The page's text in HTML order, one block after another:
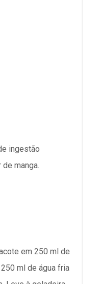
ingestão
manga.
em 250 ml de
ml de água fria